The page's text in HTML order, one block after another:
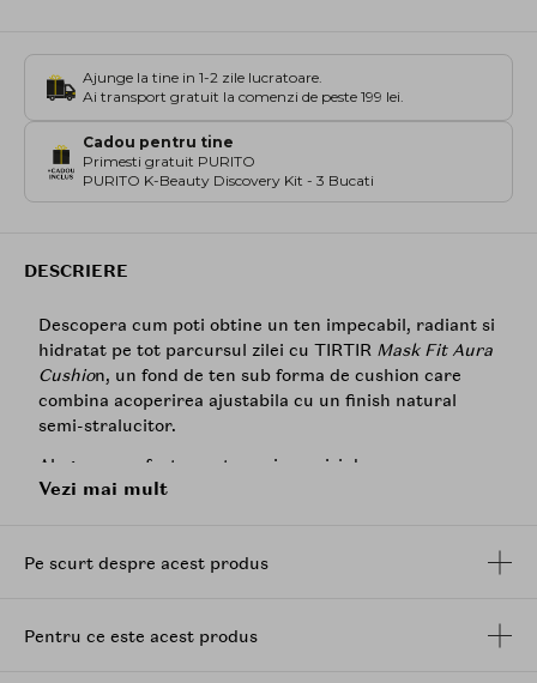
Ajunge la tine in 1-2 zile lucratoare.
Ai transport gratuit la comenzi de peste 199 lei.
Cadou pentru tine
Primesti gratuit PURITO
PURITO K-Beauty Discovery Kit - 3 Bucati
DESCRIERE
Descopera cum poti obtine un ten impecabil, radiant si
hidratat pe tot parcursul zilei cu TIRTIR Mask Fit Aura
Cushion, un fond de ten sub forma de cushion care
combina acoperirea ajustabila cu un finish natural
semi-stralucitor.
Alegerea perfecta pentru cei care isi doresc un
machiaj care sa le puna in valoare frumusetea
naturale, asigura o hidratare profunda si o senzatie
imperfectiunile, uniformizeaza nuanta pielii si poate fi
Vezi mai mult
Pe scurt despre acest produs
Pentru ce este acest produs